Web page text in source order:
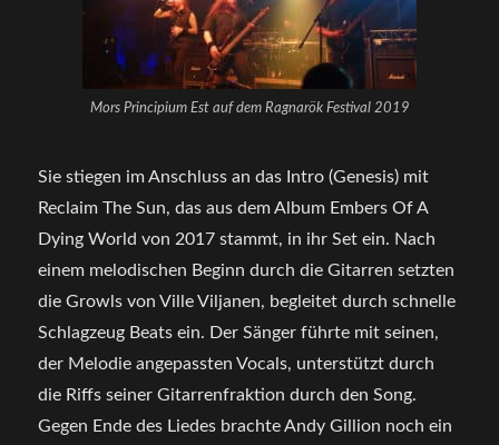
Mors Principium Est auf dem Ragnarök Festival 2019
Sie stiegen im Anschluss an das Intro (Genesis) mit
Reclaim The Sun, das aus dem Album Embers Of A
Dying World von 2017 stammt, in ihr Set ein. Nach
einem melodischen Beginn durch die Gitarren setzten
die Growls von Ville Viljanen, begleitet durch schnelle
Schlagzeug Beats ein. Der Sänger führte mit seinen,
der Melodie angepassten Vocals, unterstützt durch
die Riffs seiner Gitarrenfraktion durch den Song.
Gegen Ende des Liedes brachte Andy Gillion noch ein